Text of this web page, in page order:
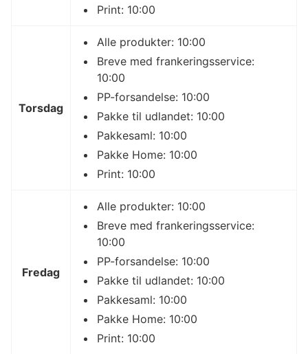
Print: 10:00
Torsdag
Alle produkter: 10:00
Breve med frankeringsservice:
10:00
PP-forsandelse: 10:00
Pakke til udlandet: 10:00
Pakkesaml: 10:00
Pakke Home: 10:00
Print: 10:00
Fredag
Alle produkter: 10:00
Breve med frankeringsservice:
10:00
PP-forsandelse: 10:00
Pakke til udlandet: 10:00
Pakkesaml: 10:00
Pakke Home: 10:00
Print: 10:00